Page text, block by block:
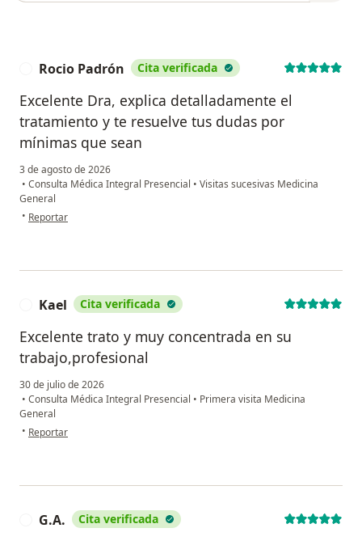
Rocio Padrón Cita verificada
Excelente Dra, explica detalladamente el
tratamiento y te resuelve tus dudas por
mínimas que sean
3 de agosto de 2026
• Consulta Médica Integral Presencial • Visitas sucesivas Medicina
General
• en opinión del usuario Rocio Padrón
Reportar
Kael Cita verificada
Excelente trato y muy concentrada en su
trabajo,profesional
30 de julio de 2026
• Consulta Médica Integral Presencial • Primera visita Medicina
General
• en opinión del usuario Kael
Reportar
G.A. Cita verificada